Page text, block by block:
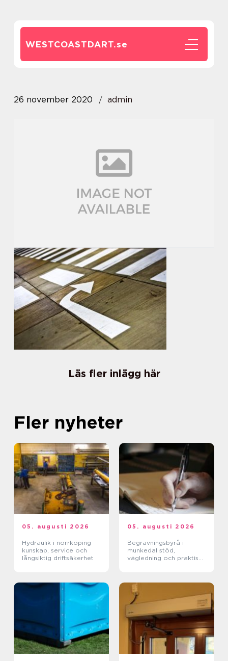
WESTCOASTDART.se
26 november 2020 admin
Läs fler inlägg här
Fler nyheter
05. augusti 2026
Hydraulik i norrköping
kunskap, service och
långsiktig driftsäkerhet
05. augusti 2026
Begravningsbyrå i
munkedal stöd,
vägledning och praktisk